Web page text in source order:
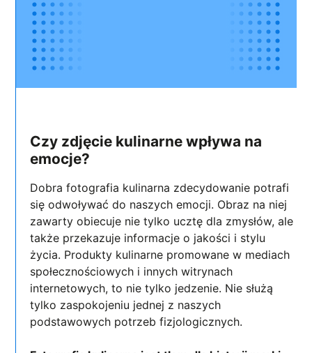
Czy zdjęcie kulinarne wpływa na
emocje?
Dobra fotografia kulinarna zdecydowanie potrafi
się odwoływać do naszych emocji. Obraz na niej
zawarty obiecuje nie tylko ucztę dla zmysłów, ale
także przekazuje informacje o jakości i stylu
życia. Produkty kulinarne promowane w mediach
społecznościowych i innych witrynach
internetowych, to nie tylko jedzenie. Nie służą
tylko zaspokojeniu jednej z naszych
podstawowych potrzeb fizjologicznych.